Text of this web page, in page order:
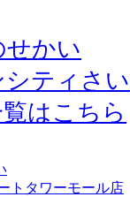
せかい
シティさ
はこちら
トタワーモール店